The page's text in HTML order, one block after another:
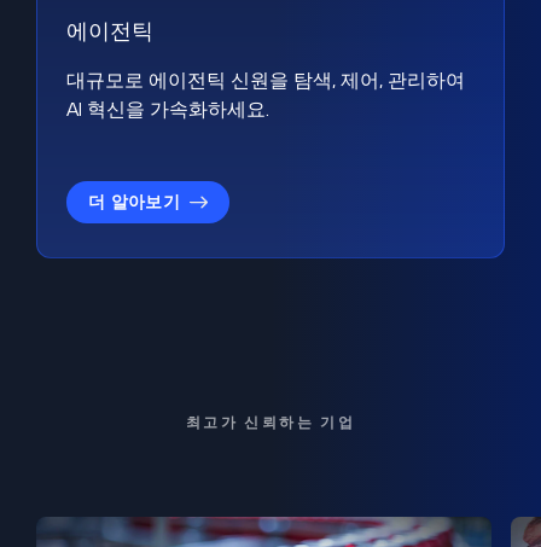
에이전틱
대규모로 에이전틱 신원을 탐색, 제어, 관리하여
AI 혁신을 가속화하세요.
더 알아보기
최고가 신뢰하는 기업